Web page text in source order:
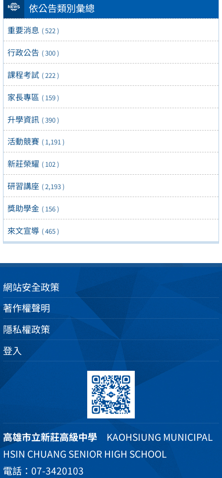
依公告類別彙總
重要消息 ( 522 )
行政公告 ( 300 )
課程考試 ( 222 )
家長專區 ( 159 )
升學資訊 ( 390 )
活動競賽 ( 1,191 )
新莊榮耀 ( 102 )
研習講座 ( 2,193 )
獎助學金 ( 156 )
來文宣導 ( 465 )
網站安全政策
著作權聲明
隱私權政策
登入
高雄市立新莊高級中學 KAOHSIUNG MUNICIPAL
HSIN CHUANG SENIOR HIGH SCHOOL
電話：07-3420103